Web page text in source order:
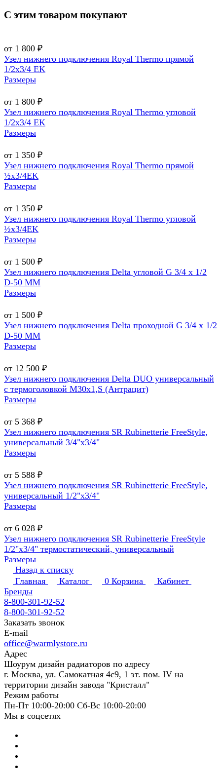
С этим товаром покупают
от 1 800 ₽
Узел нижнего подключения Royal Thermo прямой
1/2х3/4 EK
Размеры
от 1 800 ₽
Узел нижнего подключения Royal Thermo угловой
1/2х3/4 EK
Размеры
от 1 350 ₽
Узел нижнего подключения Royal Thermo прямой
½х3/4EK
Размеры
от 1 350 ₽
Узел нижнего подключения Royal Thermo угловой
½х3/4EK
Размеры
от 1 500 ₽
Узел нижнего подключения Delta угловой G 3/4 х 1/2
D-50 MM
Размеры
от 1 500 ₽
Узел нижнего подключения Delta проходной G 3/4 х 1/2
D-50 MM
Размеры
от 12 500 ₽
Узел нижнего подключения Delta DUO универсальный
с термоголовкой М30х1,Ѕ (Антрацит)
Размеры
от 5 368 ₽
Узел нижнего подключения SR Rubinetterie FreeStyle,
универсальный 3/4"х3/4"
Размеры
от 5 588 ₽
Узел нижнего подключения SR Rubinetterie FreeStyle,
универсальный 1/2"х3/4"
Размеры
от 6 028 ₽
Узел нижнего подключения SR Rubinetterie FreeStyle
1/2"х3/4" термостатический, универсальный
Размеры
Назад к списку
Главная
Каталог 0 Корзина
Кабинет
Бренды
8-800-301-92-52
8-800-301-92-52
Заказать звонок
E-mail
office@warmlystore.ru
Адрес
Шоурум дизайн радиаторов по адресу
г. Москва, ул. Самокатная 4с9, 1 эт. пом. IV на
территории дизайн завода "Кристалл"
Режим работы
Пн-Пт 10:00-20:00 Сб-Вс 10:00-20:00
Мы в соцсетях